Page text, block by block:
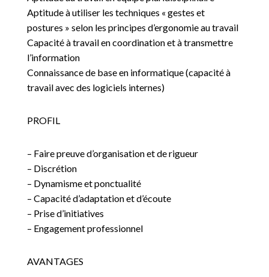
Aptitude à utiliser les techniques « gestes et
postures » selon les principes d’ergonomie au travail
Capacité à travail en coordination et à transmettre
l’information
Connaissance de base en informatique (capacité à
travail avec des logiciels internes)
PROFIL
– Faire preuve d’organisation et de rigueur
– Discrétion
– Dynamisme et ponctualité
– Capacité d’adaptation et d’écoute
– Prise d’initiatives
– Engagement professionnel
AVANTAGES